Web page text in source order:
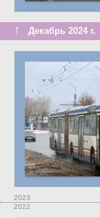
↑ Декабрь 2024 г.
2023
2022